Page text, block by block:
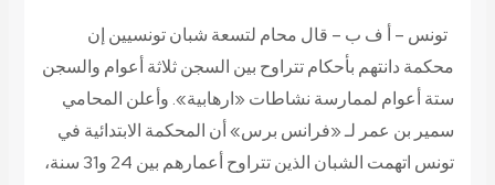
تونس – أ ف ب – قال محام لتسعة شبان تونسيين إن
محكمة دانتهم بأحكام تتراوح بين السجن ثلاثة أعوام والسجن
ستة أعوام لممارسة نشاطات «ارهابية». وأعلن المحامي
سمير بن عمر لـ «فرانس برس» أن المحكمة الابتدائية في
تونس اتهمت الشبان الذين تتراوح أعمارهم بين 24 و31 سنة،